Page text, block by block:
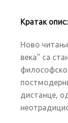
Кратак опис:
Ново
века" са
дистанце,